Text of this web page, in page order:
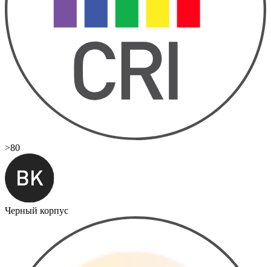
>80
Черный корпус